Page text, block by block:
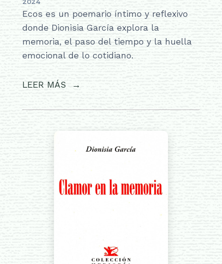
2024
Ecos es un poemario íntimo y reflexivo
donde Dionisia García explora la
memoria, el paso del tiempo y la huella
emocional de lo cotidiano.
LEER MÁS